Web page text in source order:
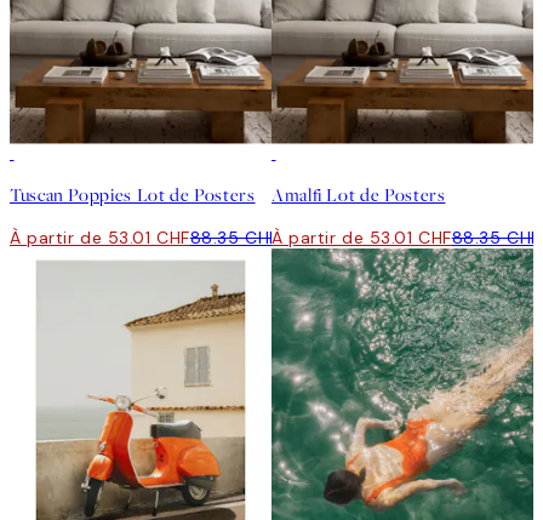
Tuscan Poppies Lot de Posters
À partir de 53.01 CHF88.35 CHF
Amalfi Lot de Posters
À partir de 53.01 CHF88.35 CHF